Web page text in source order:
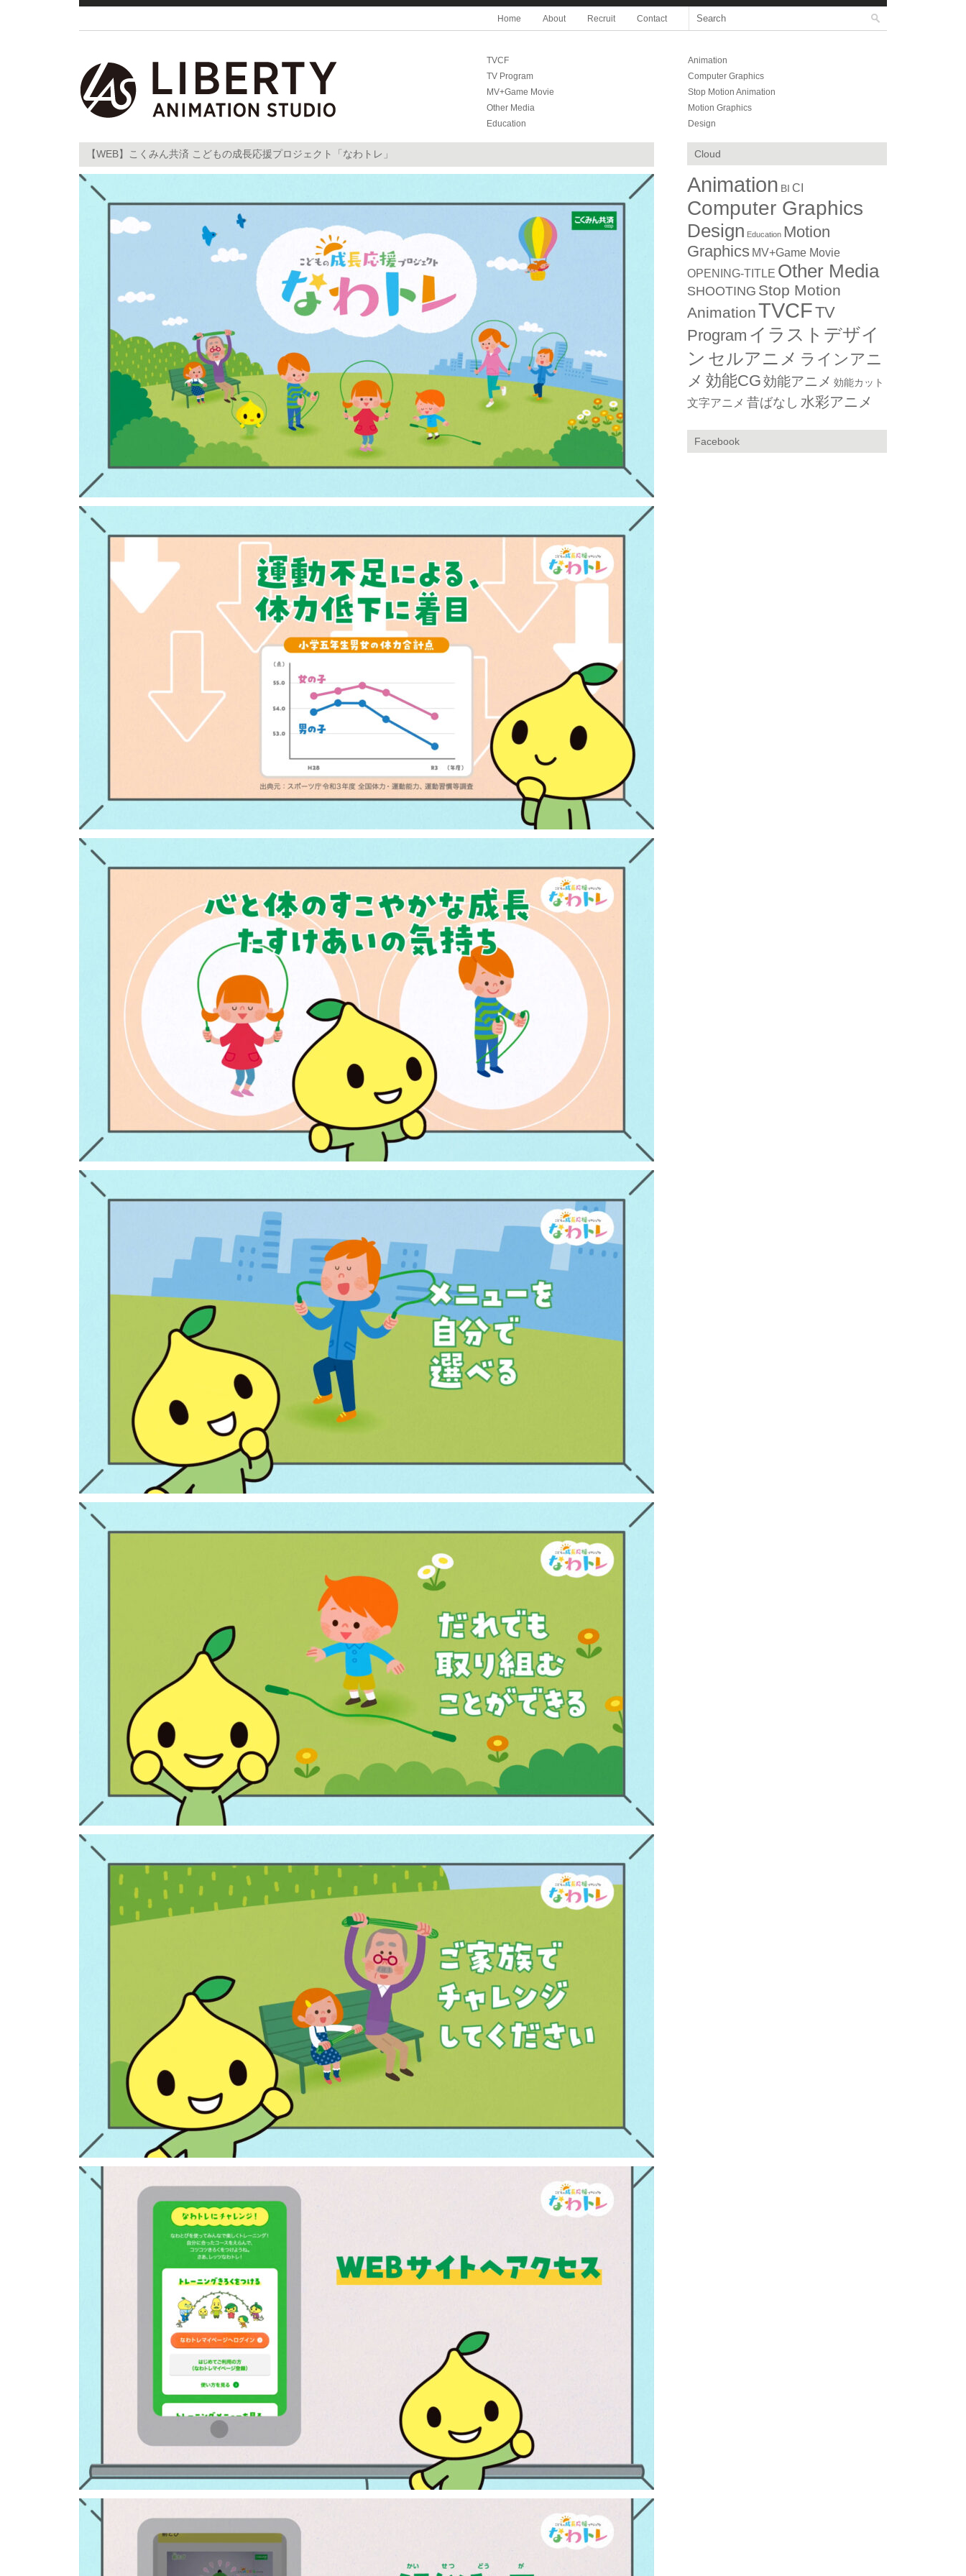
Home About Recruit Contact
TVCF
Animation
TV Program
Computer Graphics
MV+Game Movie
Stop Motion Animation
Other Media
Motion Graphics
Education
Design
【WEB】こくみん共済 こどもの成長応援プロジェクト「なわトレ」 Cloud
Animation BI CI
Computer Graphics
Design Education Motion
Graphics MV+Game Movie
OPENING-TITLE Other Media
SHOOTING Stop Motion
AnimationTVCFTV
Program イラストデザイ
ン セルアニメ ラインアニ
メ 効能CG効能アニメ 効能カット
文字アニメ 昔ばなし 水彩アニメ
Facebook